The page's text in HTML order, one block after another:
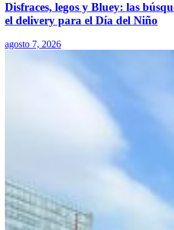
Disfraces, legos y Bluey: las
el delivery para el Día del Niño
agosto 7, 2026